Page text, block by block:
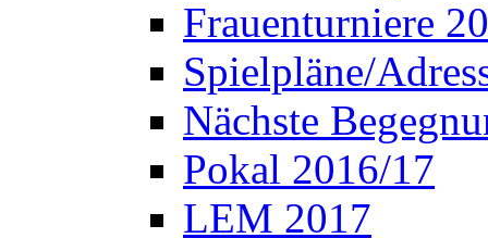
Frauenturniere
Spielpläne/
Nächste
Pokal 2016/17
LEM 2017